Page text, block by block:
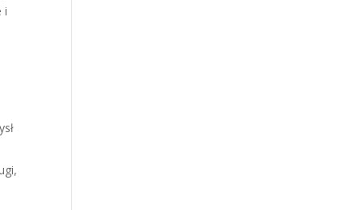
i